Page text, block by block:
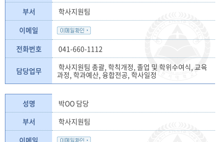
부서
학사지원팀
이메일
전화번호
041-660-1112
담당업무
학사지원팀 총괄, 학칙개정, 졸업 및 학위수여식, 교육
과정, 학과예산, 융합전공, 학사일정
성명
박OO 담당
부서
학사지원팀
이메일